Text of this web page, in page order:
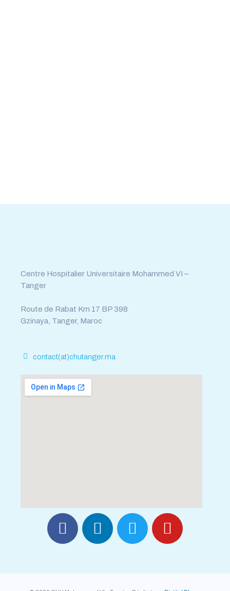
Centre Hospitalier Universitaire Mohammed VI –
Tanger
Route de Rabat Km 17 BP 398
Gzinaya, Tanger, Maroc
contact(at)chutanger.ma